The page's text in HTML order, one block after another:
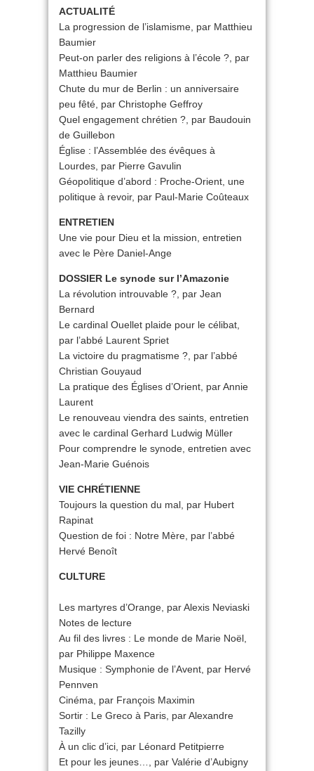
ACTUALITÉ
La progression de l’islamisme, par Matthieu
Baumier
Peut-on parler des religions à l’école ?, par
Matthieu Baumier
Chute du mur de Berlin : un anniversaire
peu fêté, par Christophe Geffroy
Quel engagement chrétien ?, par Baudouin
de Guillebon
Église : l’Assemblée des évêques à
Lourdes, par Pierre Gavulin
Géopolitique d’abord : Proche-Orient, une
politique à revoir, par Paul-Marie Coûteaux
ENTRETIEN
Une vie pour Dieu et la mission, entretien
avec le Père Daniel-Ange
DOSSIER Le synode sur l’Amazonie
La révolution introuvable ?, par Jean
Bernard
Le cardinal Ouellet plaide pour le célibat,
par l’abbé Laurent Spriet
La victoire du pragmatisme ?, par l’abbé
Christian Gouyaud
La pratique des Églises d’Orient, par Annie
Laurent
Le renouveau viendra des saints, entretien
avec le cardinal Gerhard Ludwig Müller
Pour comprendre le synode, entretien avec
Jean-Marie Guénois
VIE CHRÉTIENNE
Toujours la question du mal, par Hubert
Rapinat
Question de foi : Notre Mère, par l’abbé
Hervé Benoît
CULTURE
Les martyres d’Orange, par Alexis Neviaski
Notes de lecture
Au fil des livres : Le monde de Marie Noël,
par Philippe Maxence
Musique : Symphonie de l’Avent, par Hervé
Pennven
Cinéma, par François Maximin
Sortir : Le Greco à Paris, par Alexandre
Tazilly
À un clic d’ici, par Léonard Petitpierre
Et pour les jeunes…, par Valérie d’Aubigny